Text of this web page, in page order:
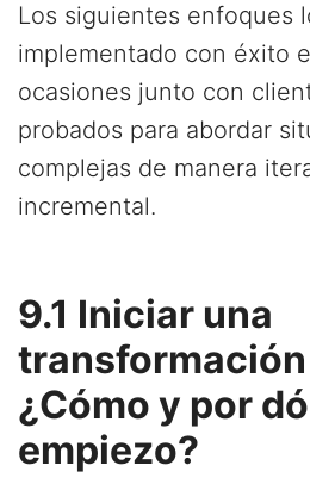
Los siguientes enfoques
implementado con éxito
ocasiones junto con
probados para abordar
complejas de manera
incremental.
9.1 Iniciar una
¿Cómo y por
empiezo?